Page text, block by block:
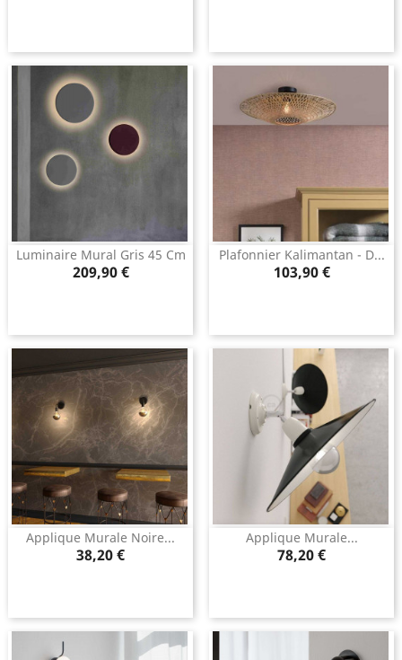
Luminaire Mural Gris 45 Cm
Prix
209,90 €
Plafonnier Kalimantan - D...
Prix
103,90 €
Applique Murale Noire...
Prix
38,20 €
Applique Murale...
Prix
78,20 €